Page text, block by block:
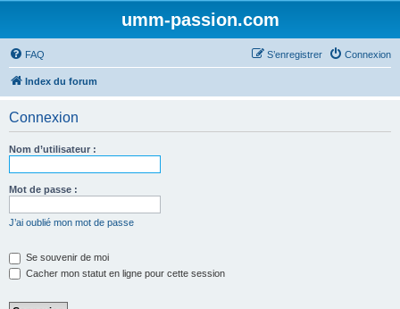
umm-passion.com
FAQ Connexion
S’enregistrer
Index du forum
Connexion
Nom d’utilisateur :
Mot de passe :
J’ai oublié mon mot de passe
Se souvenir de moi
Cacher mon statut en ligne pour cette session